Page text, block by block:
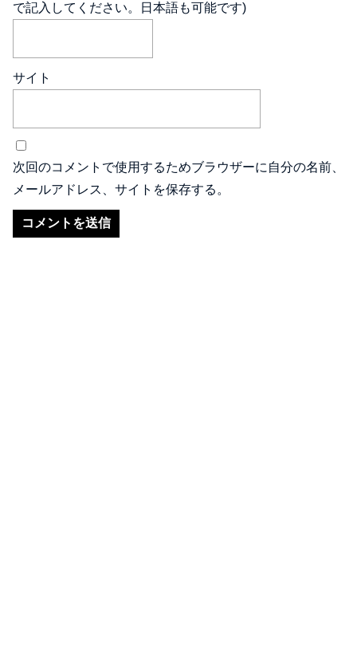
で記入してください。日本語も可能です)
サイト
次回のコメントで使用するためブラウザーに自分の名前、
メールアドレス、サイトを保存する。